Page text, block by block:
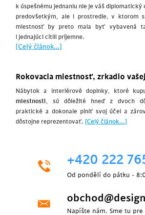
k úspešnému jednaniu nie je váš diplomatický
predovšetkým, ale i prostredie, v ktorom
miestnosť by preto mala byť vybavená
i jednajúci cítili príjemne.
[Celý článok...]
Rokovacia miestnosť, zrkadlo
Nábytok a interiérové doplnky, ktoré
miestnosti , sú dôležité hneď z dvoch
praktické a dokonale plniť svoj účel a
dôstojne reprezentovať. [Celý článok...]
+420 222
Od pondělí do pátku -
Napíšte nám. Sme tu pre